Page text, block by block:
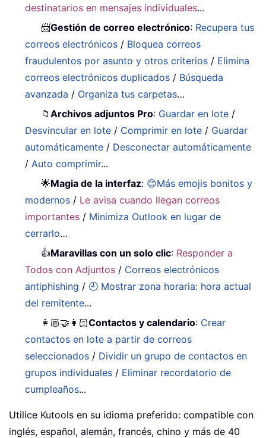
destinatarios en mensajes individuales...
📨Gestión de correo electrónico: Recupera tus
correos electrónicos / Bloquea correos
fraudulentos por asunto y otros criterios / Elimina
correos electrónicos duplicados / Búsqueda
avanzada / Organiza tus carpetas…
📁Archivos adjuntos Pro: Guardar en lote /
Desvincular en lote / Comprimir en lote / Guardar
automáticamente / Desconectar automáticamente
/ Auto comprimir...
🌟Magia de la interfaz: 😊Más emojis bonitos y
modernos / Le avisa cuando llegan correos
importantes / Minimiza Outlook en lugar de
cerrarlo…
👍Maravillas con un solo clic: Responder a
Todos con Adjuntos / Correos electrónicos
antiphishing / 🕘 Mostrar zona horaria: hora actual
del remitente...
👩🏼‍🤝‍👩🏻Contactos y calendario: Crear
contactos en lote a partir de correos
seleccionados / Dividir un grupo de contactos en
grupos individuales / Eliminar recordatorio de
cumpleaños...
Utilice Kutools en su idioma preferido: compatible con
inglés, español, alemán, francés, chino y más de 40